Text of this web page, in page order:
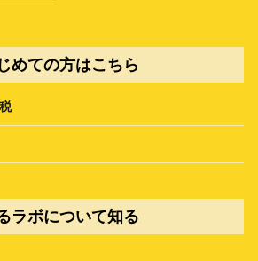
めての方はこちら
ラボについて知る